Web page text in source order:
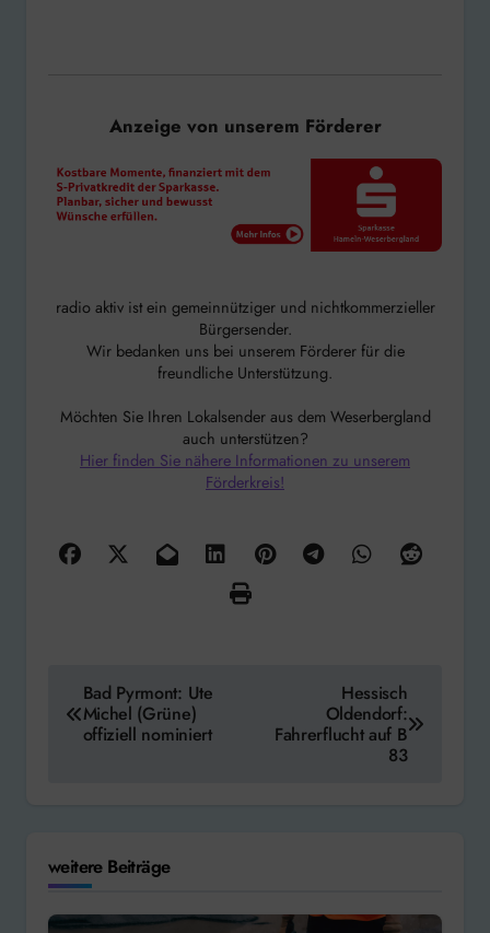
Anzeige von unserem Förderer
radio aktiv ist ein gemeinnütziger und nichtkommerzieller
Bürgersender.
Wir bedanken uns bei unserem Förderer für die
freundliche Unterstützung.
Möchten Sie Ihren Lokalsender aus dem Weserbergland
auch unterstützen?
Hier finden Sie nähere Informationen zu unserem
Förderkreis!
Beitragsnavigation
Bad Pyrmont: Ute
Michel (Grüne)
offiziell nominiert
Hessisch
Oldendorf:
Fahrerflucht auf B
83
weitere Beiträge